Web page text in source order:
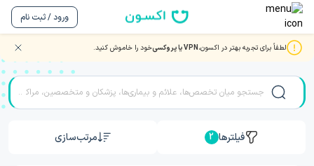
ورود / ثبت نام
لطفاً برای تجربه بهتر در اکسون،VPN یا پروکسی خود را خاموش کنید.
نوبت دهی بهترین دکتر و متخصصان روانپزشکی
فیلترها 2 مرتب‌سازی